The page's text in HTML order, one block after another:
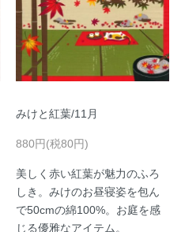
みけと紅葉/11月
880円(税80円)
美しく赤い紅葉が魅力のふろ
しき。みけのお昼寝姿を包ん
で50cmの綿100%。お庭を感
じる優雅なアイテム。